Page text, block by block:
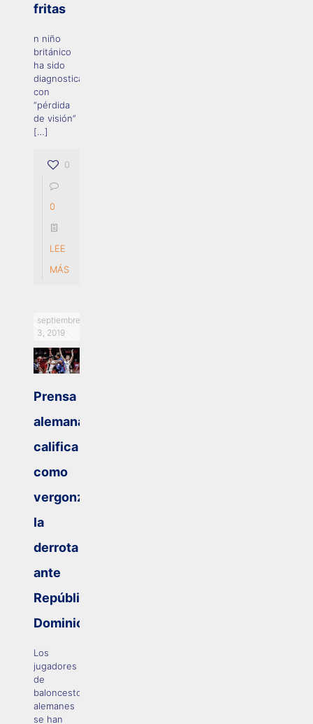
fritas
n niño
británico
ha sido
diagnosticado
con
“pérdida
de visión”
[…]
0
0
LEE
MÁS
septiembre
3, 2019
Prensa
alemana
califica
como
vergonzosa
la
derrota
ante
República
Dominicana
Los
jugadores
de
baloncesto
alemanes
se han